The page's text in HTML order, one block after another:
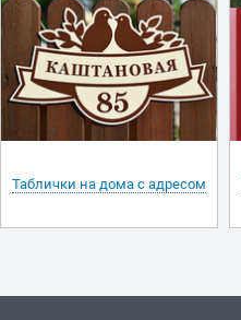
Таблички на дома с адресом